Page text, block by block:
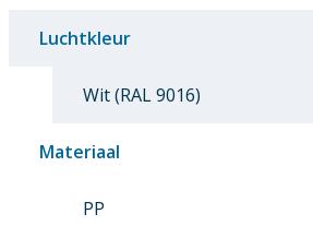
Luchtkleur
Wit (RAL 9016)
Materiaal
PP